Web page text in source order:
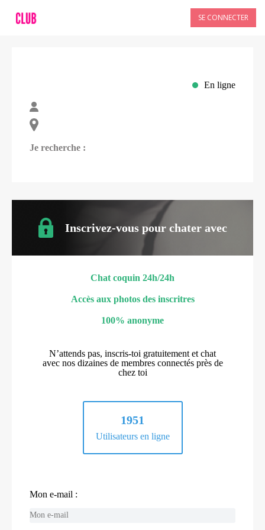
SE CONNECTER
En ligne
Je recherche :
Inscrivez-vous pour chater avec
Chat coquin 24h/24h
Accès aux photos des inscritres
100% anonyme
N’attends pas, inscris-toi gratuitement et chat
avec nos dizaines de membres connectés près de
chez toi
1951
Utilisateurs en ligne
Mon e-mail :